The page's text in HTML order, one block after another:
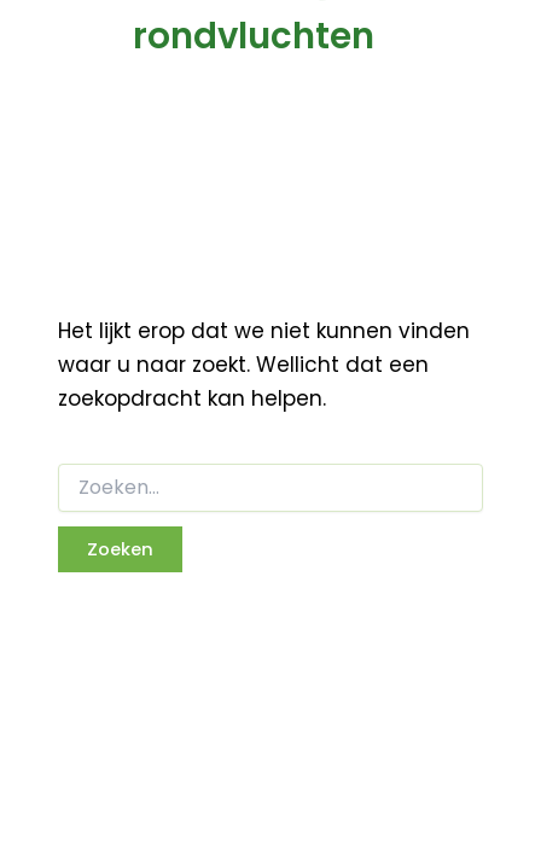
rondvluchten
Het lijkt erop dat we niet kunnen vinden
waar u naar zoekt. Wellicht dat een
zoekopdracht kan helpen.